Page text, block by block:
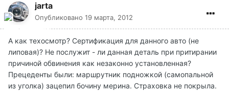
jarta
Опубликовано 19 марта, 2012
А как техосмотр? Сертификация для данного авто (не
липовая)? Не послужит - ли данная деталь при притирании
причиной обвинения как незаконно установленная?
Прецеденты были: маршрутник подножкой (самопальной
из уголка) зацепил бочину мерина. Страховка не покрыла.